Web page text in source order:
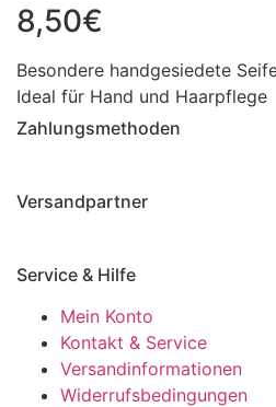
8,50€
Besondere handgesiedete
Ideal für Hand und Haarpflege
Zahlungsmethoden
Versandpartner
Service & Hilfe
Mein Konto
Kontakt & Service
Versandinformationen
Widerrufsbedingungen